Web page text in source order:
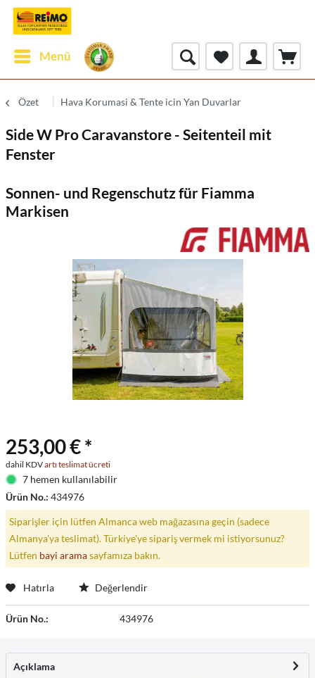
Menü
Özet Hava Korumasi & Tente icin Yan Duvarlar
Side W Pro Caravanstore - Seitenteil mit
Fenster
Sonnen- und Regenschutz für Fiamma
Markisen
253,00 € *
dahil KDVartı teslimat ücreti
7 hemen kullanılabilir
Ürün No.: 434976
Siparişler için lütfen Almanca web mağazasına geçin (sadece
Almanya'ya teslimat). Türkiye'ye sipariş vermek mi istiyorsunuz?
Lütfen bayi aramasayfamıza bakın.
Hatırla Değerlendir
Ürün No.: 434976
Açıklama